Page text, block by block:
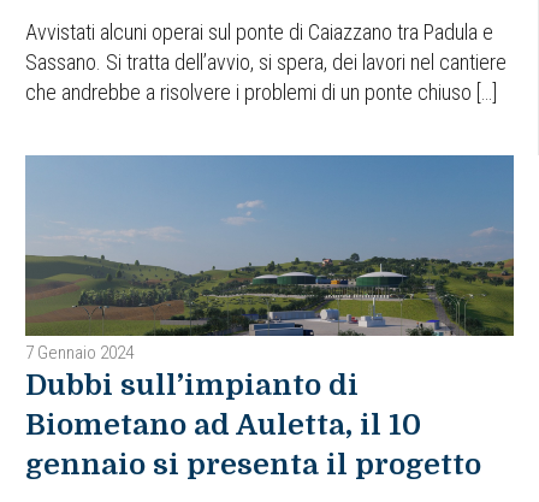
Avvistati alcuni operai sul ponte di Caiazzano tra Padula e
Sassano. Si tratta dell’avvio, si spera, dei lavori nel cantiere
che andrebbe a risolvere i problemi di un ponte chiuso […]
7 Gennaio 2024
Dubbi sull’impianto di
Biometano ad Auletta, il 10
gennaio si presenta il progetto